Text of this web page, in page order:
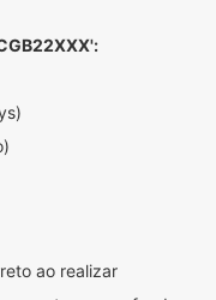
ao realizar